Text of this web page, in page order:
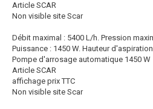
Article SCAR
Non visible site Scar
Débit maximal : 5400 L/h. Pression
Puissance : 1450 W. Hauteur
Pompe d'arrosage automatique 1450 W
Article SCAR
affichage prix TTC
Non visible site Scar